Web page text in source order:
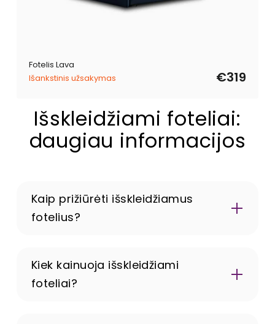
Fotelis Lava
Išankstinis užsakymas
€319
Išskleidžiami foteliai:
daugiau informacijos
Kaip prižiūrėti išskleidžiamus
fotelius?
Kiek kainuoja išskleidžiami
foteliai?